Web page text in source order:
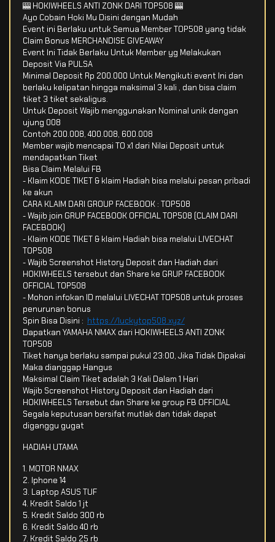
🎰 HOKIWHEELS ANTI ZONK DARI TOP508 🎰
Ayo Cobain Hoki Mu Disini dengan Mudah
Event ini Berlaku untuk Semua Member TOP508 yang tidak
Claim Bonus MERCHANDISE GIVEAWAY
Event Ini Tidak Berlaku Untuk Member yg Melakukan
Deposit Via PULSA
Minimal Deposit Rp 200.000 Untuk Mengikuti event Ini dan
berlaku kelipatan hingga maksimal 3 kali , dan bisa claim
tiket 3 tiket sekaligus.
Untuk Deposit Wajib menggunakan Nominal unik dengan
ujung 008
Contoh 200.008, 400.008, 600.008
Member wajib mencapai TO x1 dari Nilai Deposit untuk
mendapatkan Tiket
Bisa Claim Melalui FB
- Klaim KODE TIKET & klaim Hadiah bisa melalui pesan pribadi
ke akun
CARA KLAIM DARI GROUP FACEBOOK : TOP508
- Wajib join GRUP FACEBOOK OFFICIAL TOP508 (CLAIM DARI
FACEBOOK)
- Klaim KODE TIKET & klaim Hadiah bisa melalui LIVECHAT
TOP508
- Wajib Screenshot History Deposit dan Hadiah dari
HOKIWHEELS tersebut dan Share ke GRUP FACEBOOK
OFFICIAL TOP508
- Mohon infokan ID melalui LIVECHAT TOP508 untuk proses
penurunan bonus
Spin Bisa Disini : https://luckytop508.xyz/
Dapatkan YAMAHA NMAX dari HOKIWHEELS ANTI ZONK
TOP508
Tiket hanya berlaku sampai pukul 23:00, Jika Tidak Dipakai
Maka dianggap Hangus
Maksimal Claim Tiket adalah 3 Kali Dalam 1 Hari
Wajib Screenshot History Deposit dan Hadiah dari
HOKIWHEELS Tersebut dan Share ke group FB OFFICIAL
Segala keputusan bersifat mutlak dan tidak dapat
diganggu gugat
HADIAH UTAMA
1. MOTOR NMAX
2. Iphone 14
3. Laptop ASUS TUF
4. Kredit Saldo 1 jt
5. Kredit Saldo 300 rb
6. Kredit Saldo 40 rb
7. Kredit Saldo 25 rb